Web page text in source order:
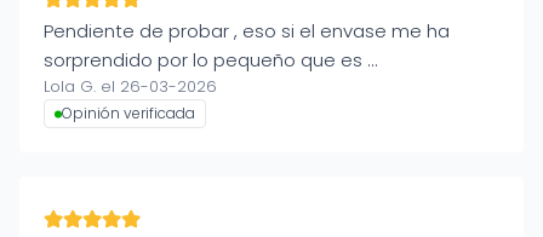
Pendiente de probar , eso si el envase me ha
sorprendido por lo pequeño que es …
Lola G. el 26-03-2026
Opinión verificada